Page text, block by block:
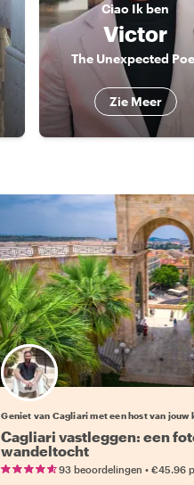
Ciao Ik ben
Victor
The Unexpected
Zie Meer
Kies jouw favoriete local
Geniet van Cagliari met een host van jouw
Cagliari vastleggen: een
wandeltocht
93 beoordelingen •€45.96